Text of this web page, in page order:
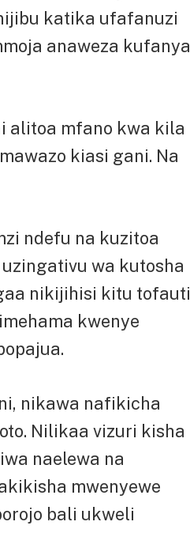
katika ufafanuzi
anaweza kufanya
alitoa mfano kwa kila
kiasi gani. Na
ndefu na kuzitoa
wa kutosha
nikijihisi kitu tofauti
kwenye
nikawa nafikicha
Nilikaa vizuri kisha
naelewa na
mwenyewe
bali ukweli